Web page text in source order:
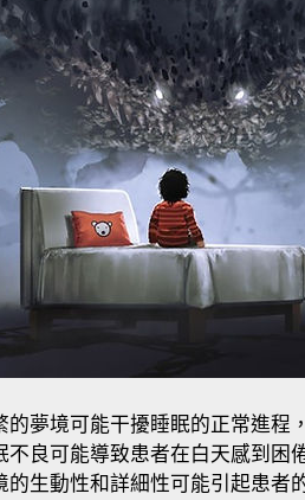
的夢境可能干擾睡眠的正常進程
不良可能導致患者在白天感到困
的生動性和詳細性可能引起患者